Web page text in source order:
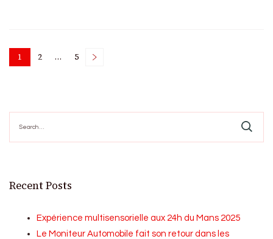
Posts
Page
1 Page
2 … Page
5
for:
Recent Posts
Expérience multisensorielle aux 24h du Mans 2025
Le Moniteur Automobile fait son retour dans les